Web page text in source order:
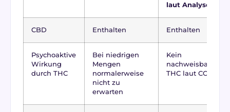
laut Analyse
CBD Enthalten Enthalten
Psychoaktive
Wirkung
durch THC
Bei niedrigen
Mengen
normalerweise
nicht zu
erwarten
Kein
nachweisbares
THC laut COA